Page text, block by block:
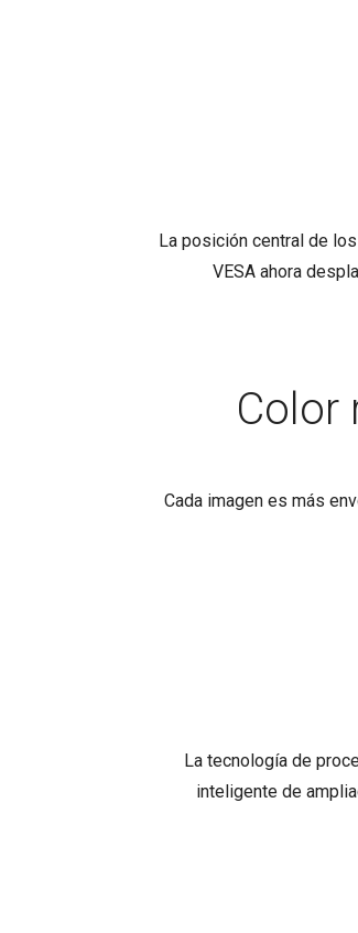
La posición central de
VESA ahora
Color
Cada imagen es más
La tecnología de
inteligente de